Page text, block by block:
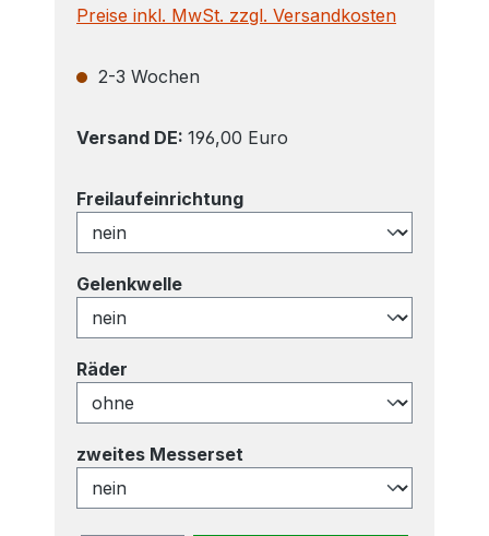
Preise inkl. MwSt. zzgl. Versandkosten
2-3 Wochen
Versand DE: 196,00 Euro
Freilaufeinrichtungauswählen
Gelenkwelleauswählen
Räder
zweites Messerset